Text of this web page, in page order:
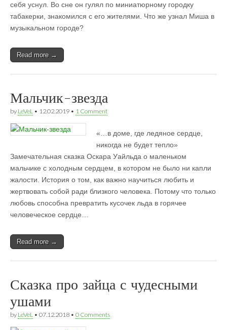
себя уснул. Во сне он гулял по миниатюрному городку
табакерки, знакомился с его жителями. Что же узнал Миша в
музыкальном городе?
Read more →
Мальчик-звезда
by LeVeL • 12.02.2019 • 1 Comment
«…в доме, где ледяное сердце,
никогда не будет тепло»
Замечательная сказка Оскара Уайльда о маленьком
мальчике с холодным сердцем, в котором не было ни капли
жалости. История о том, как важно научиться любить и
жертвовать собой ради близкого человека. Потому что только
любовь способна превратить кусочек льда в горячее
человеческое сердце…
Read more →
Сказка про зайца с чудесными
ушами
by LeVeL • 07.12.2018 • 0 Comments